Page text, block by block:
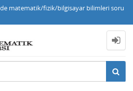
matematik/fizik/bilgisayar bilimleri soru